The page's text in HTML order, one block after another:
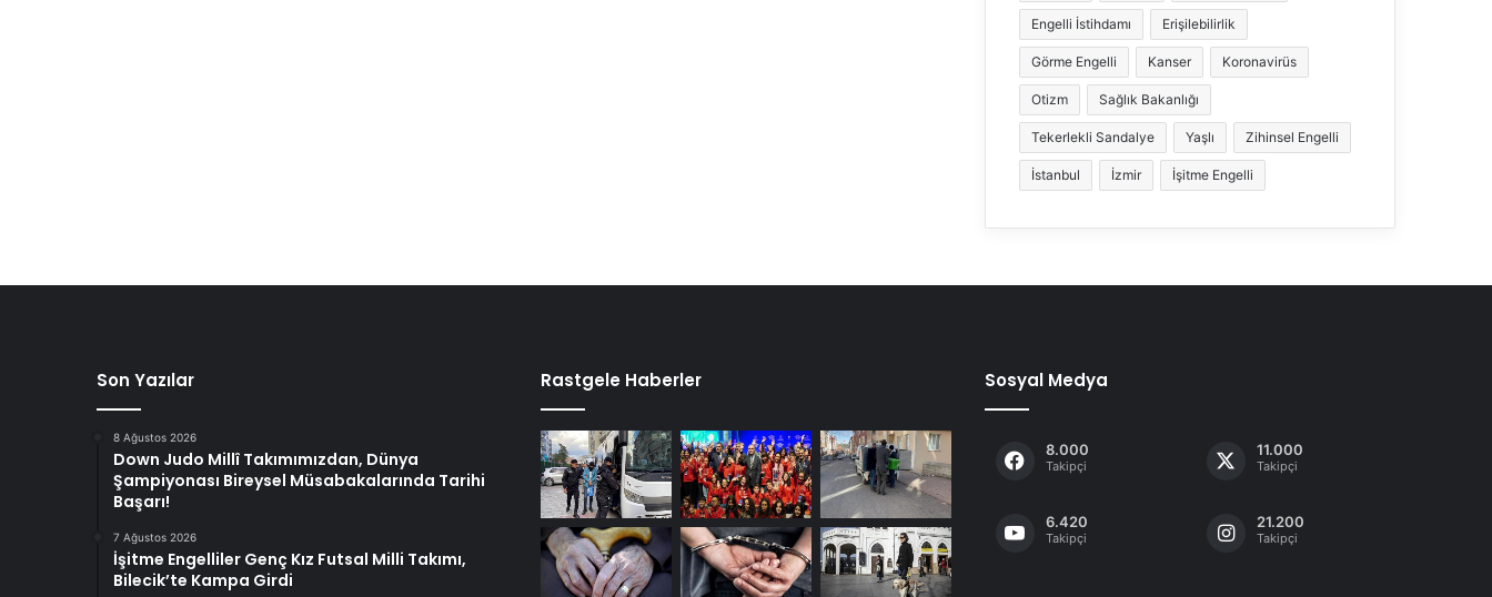
Engelli İstihdamı Erişilebilirlik
Görme Engelli Kanser Koronavirüs
Otizm Sağlık Bakanlığı
Tekerlekli Sandalye Yaşlı Zihinsel Engelli
İstanbul İzmir İşitme Engelli
Son Yazılar
8 Ağustos 2026
Down Judo Millî Takımımızdan, Dünya
Şampiyonası Bireysel Müsabakalarında Tarihi
Başarı!
7 Ağustos 2026
İşitme Engelliler Genç Kız Futsal Milli Takımı,
Bilecik’te Kampa Girdi
Rastgele Haberler Sosyal Medya
8.000
Takipçi
11.000
Takipçi
6.420
Takipçi
21.200
Takipçi